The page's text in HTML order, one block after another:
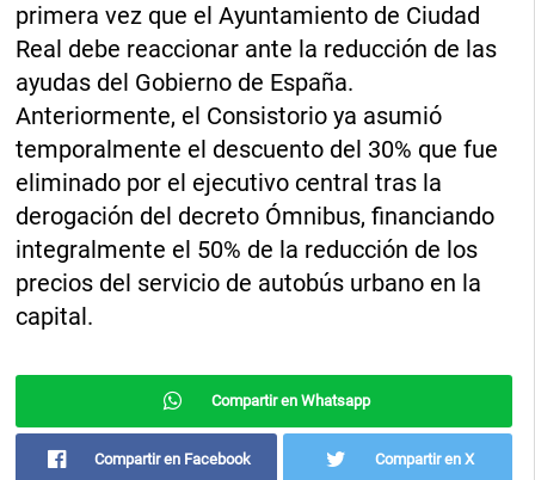
primera vez que el Ayuntamiento de Ciudad
Real debe reaccionar ante la reducción de las
ayudas del Gobierno de España.
Anteriormente, el Consistorio ya asumió
temporalmente el descuento del 30% que fue
eliminado por el ejecutivo central tras la
derogación del decreto Ómnibus, financiando
integralmente el 50% de la reducción de los
precios del servicio de autobús urbano en la
capital.
Compartir en Whatsapp
Compartir en Facebook Compartir en X